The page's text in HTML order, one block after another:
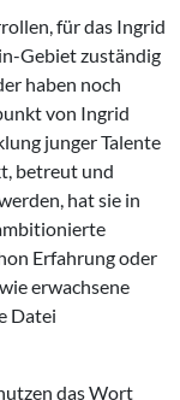
für das Ingrid
Gebiet zuständig
haben noch
von Ingrid
junger Talente
betreut und
hat sie in
Erfahrung oder
erwachsene
Datei
das Wort